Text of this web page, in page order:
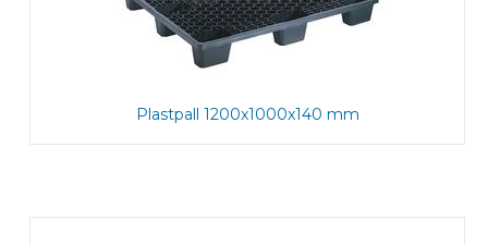
Plastpall 1200x1000x140 mm